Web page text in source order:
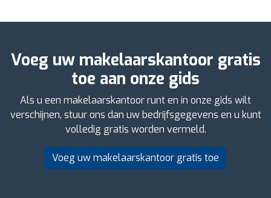
Voeg uw makelaarskantoor gratis
toe aan onze gids
Als u een makelaarskantoor runt en in onze gids wilt
verschijnen, stuur ons dan uw bedrijfsgegevens en u kunt
volledig gratis worden vermeld.
Voeg uw makelaarskantoor gratis toe